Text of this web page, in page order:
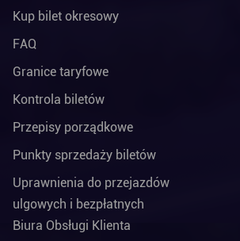
Kup bilet okresowy
FAQ
Granice taryfowe
Kontrola biletów
Przepisy porządkowe
Punkty sprzedaży biletów
Uprawnienia do przejazdów
ulgowych i bezpłatnych
Biura Obsługi Klienta